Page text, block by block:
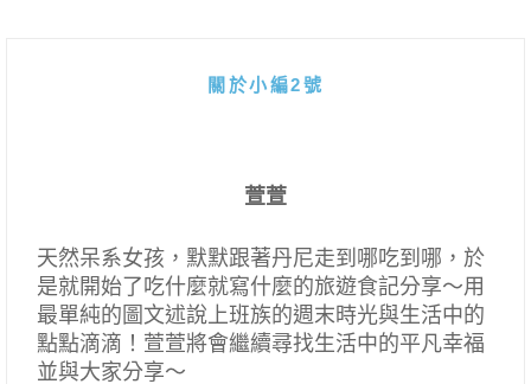
關於小編2號
萱萱
天然呆系女孩，默默跟著丹尼走到哪吃到哪，於
是就開始了吃什麼就寫什麼的旅遊食記分享～用
最單純的圖文述說上班族的週末時光與生活中的
點點滴滴！萱萱將會繼續尋找生活中的平凡幸福
並與大家分享～